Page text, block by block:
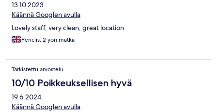
13.10.2023
Käännä Googlen avulla
Lovely staff, very clean, great location
Periclis, 2 yön matka
Tarkistettu arvostelu
10/10 Poikkeuksellisen hyvä
19.6.2024
Käännä Googlen avulla